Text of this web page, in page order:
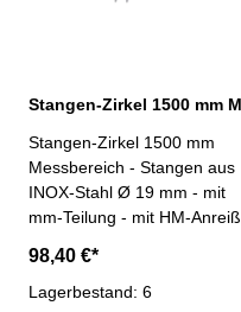
Stangen-Zirkel 1500 mm
Messbereich - Stangen aus
INOX-Stahl Ø 19 mm - mit
mm-Teilung - mit HM-Anreiß-
98,40 €*
Lagerbestand: 6